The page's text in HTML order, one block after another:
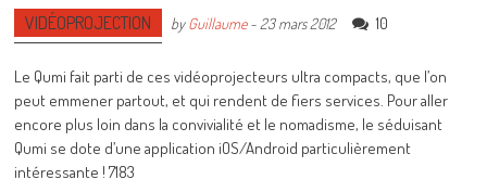
VIDÉOPROJECTION byGuillaume- 23 mars 2012 10
Le Qumi fait parti de ces vidéoprojecteurs ultra compacts, que l’on
peut emmener partout, et qui rendent de fiers services. Pour aller
encore plus loin dans la convivialité et le nomadisme, le séduisant
Qumi se dote d’une application iOS/Android particulièrement
intéressante ! 7183